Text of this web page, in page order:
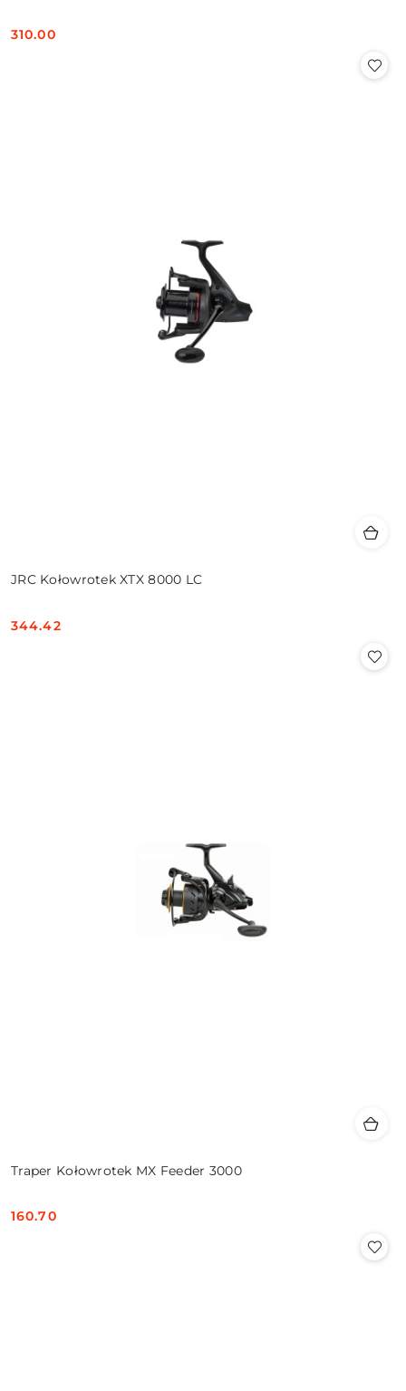
Cena:
310.00
JRC Kołowrotek XTX 8000 LC
Cena:
344.42
Traper Kołowrotek MX Feeder 3000
Cena:
160.70